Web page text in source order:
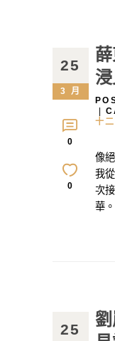
25
3 月
0
0
十
像
我
次
華
25